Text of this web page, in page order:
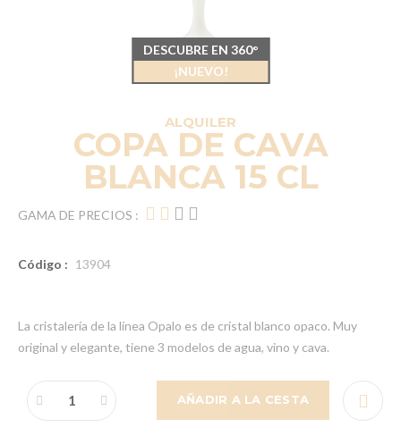
ALQUILER
COPA DE CAVA
BLANCA 15 CL
GAMA DE PRECIOS :
Código : 13904
La cristalería de la línea Opalo es de cristal blanco opaco. Muy
original y elegante, tiene 3 modelos de agua, vino y cava.
AÑADIR A LA CESTA
DESCUBRE EN 360°
¡NUEVO!